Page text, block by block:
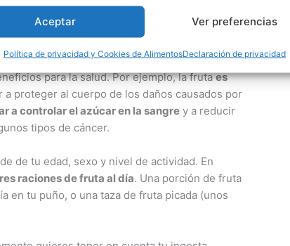
Aceptar Ver preferencias
Política de privacidad y Cookies de AlimentosDeclaración de privacidad
que sicenar fruta engordaes que
de dos piezas)
, se siga dieta equilibrada y
para la salud. Por ejemplo, la frutaes
a proteger al cuerpo de los daños causados por
a controlar el azúcar en la sangre y a reducir
tipos de cáncer.
de tu edad, sexo y nivel de actividad. En
raciones de fruta al día. Una porción de fruta
en tu puño, o una taza de fruta picada (unos